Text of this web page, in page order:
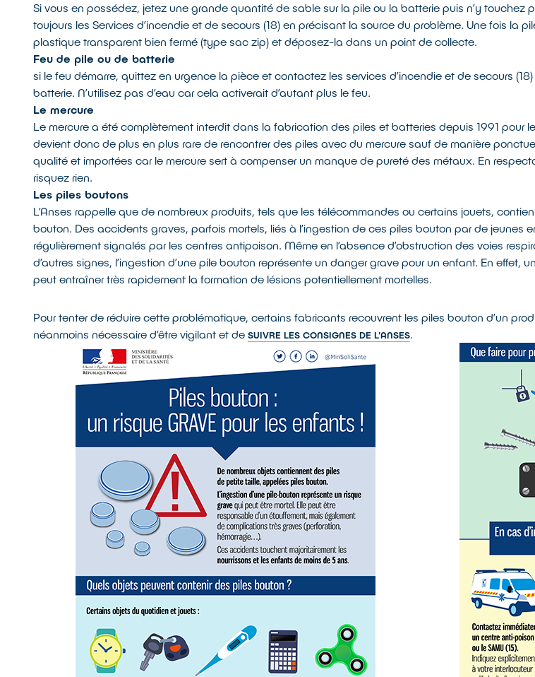
Si vous en possédez, jetez une grande quantité de sable sur la pile ou la batterie puis n’y touchez
toujours les Services d’incendie et de secours (18) en précisant la source du problème. Une fois la
plastique transparent bien fermé (type sac zip) et déposez-la dans un point de collecte.
Feu de pile ou de batterie
si le feu démarre, quittez en urgence la pièce et contactez les services d’incendie et de secours
batterie. N’utilisez pas d’eau car cela activerait d’autant plus le feu.
Le mercure
Le mercure a été complètement interdit dans la fabrication des piles et batteries depuis 1991 pour
devient donc de plus en plus rare de rencontrer des piles avec du mercure sauf de manière
qualité et importées car le mercure sert à compenser un manque de pureté des métaux. En
risquez rien.
Les piles boutons
L’Anses rappelle que de nombreux produits, tels que les télécommandes ou certains jouets,
bouton. Des accidents graves, parfois mortels, liés à l’ingestion de ces piles bouton par de jeunes
régulièrement signalés par les centres antipoison. Même en l’absence d’obstruction des voies
d’autres signes, l’ingestion d’une pile bouton représente un danger grave pour un enfant. En effet,
peut entraîner très rapidement la formation de lésions potentiellement mortelles.
Pour tenter de réduire cette problématique, certains fabricants recouvrent les piles bouton d’un
néanmoins nécessaire d’être vigilant et deSUIVRE LES CONSIGNES DE L'ANSES.